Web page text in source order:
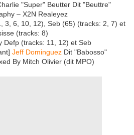
"Super" Beutter Dit "Beuttre"
– X2N Realeyez
3, 6, 10, 12), Seb (65) (tracks: 2, 7) et
(tracks: 8)
Defp (tracks: 11, 12) et Seb
Jeff Dominguez Dit "Babosso"
By Mitch Olivier (dit MPO)